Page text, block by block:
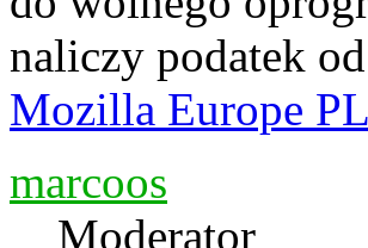
naliczy podatek
Mozilla Europe PL
marcoos
Moderator